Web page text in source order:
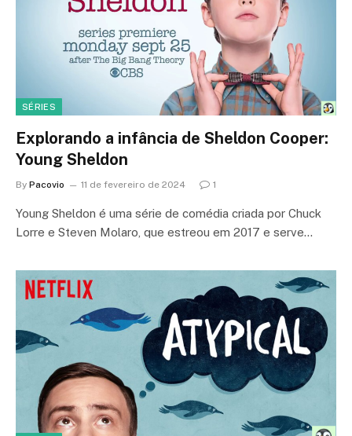
SÉRIES
Explorando a infância de Sheldon Cooper:
Young Sheldon
By Pacovio 11 de fevereiro de 2024 1
Young Sheldon é uma série de comédia criada por Chuck
Lorre e Steven Molaro, que estreou em 2017 e serve…